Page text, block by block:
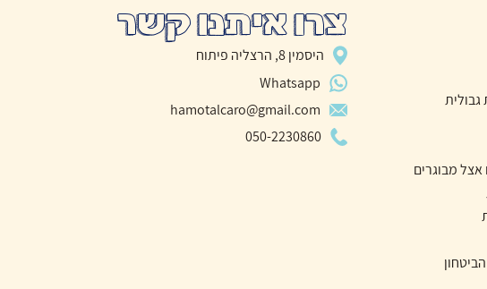
מבוגרים
צרו איתנו קשר
היסמין 8, הרצליה פיתוח
Whatsapp
hamotalcaro@gmail.com
050-2230860